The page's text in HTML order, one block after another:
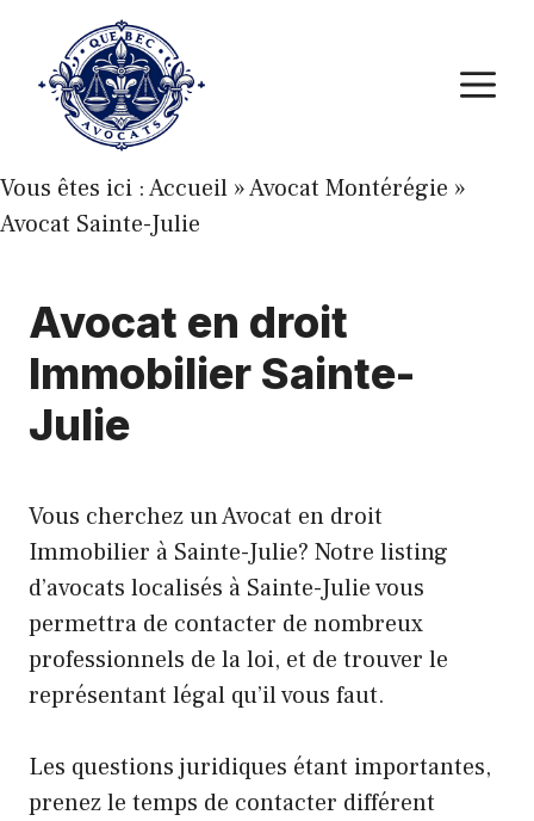
contenu
Vous êtes ici :Accueil »Avocat Montérégie »
Avocat Sainte-Julie
Avocat en droit
Immobilier Sainte-
Julie
Vous cherchez un Avocat en droit
Immobilier à Sainte-Julie? Notre listing
d’avocats localisés à Sainte-Julie vous
permettra de contacter de nombreux
professionnels de la loi, et de trouver le
représentant légal qu’il vous faut.
Les questions juridiques étant importantes,
prenez le temps de contacter différent